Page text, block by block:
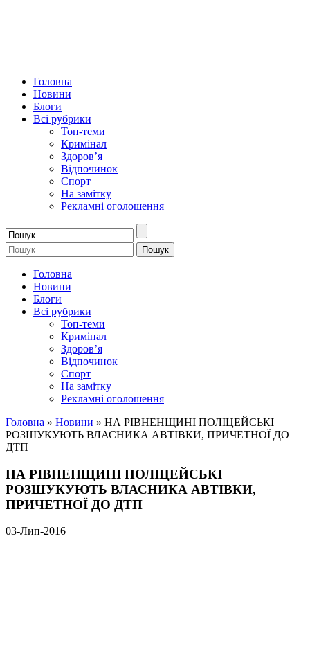
Головна
Новини
Блоги
Всі рубрики
Топ-теми
Кримінал
Здоров’я
Відпочинок
Спорт
На замітку
Рекламні оголошення
Головна
Новини
Блоги
Всі рубрики
Топ-теми
Кримінал
Здоров’я
Відпочинок
Спорт
На замітку
Рекламні оголошення
Головна » Новини » НА РІВНЕНЩИНІ ПОЛІЦЕЙСЬКІ
РОЗШУКУЮТЬ ВЛАСНИКА АВТІВКИ, ПРИЧЕТНОЇ ДО
ДТП
НА РІВНЕНЩИНІ ПОЛІЦЕЙСЬКІ
РОЗШУКУЮТЬ ВЛАСНИКА АВТІВКИ,
ПРИЧЕТНОЇ ДО ДТП
03-Лип-2016